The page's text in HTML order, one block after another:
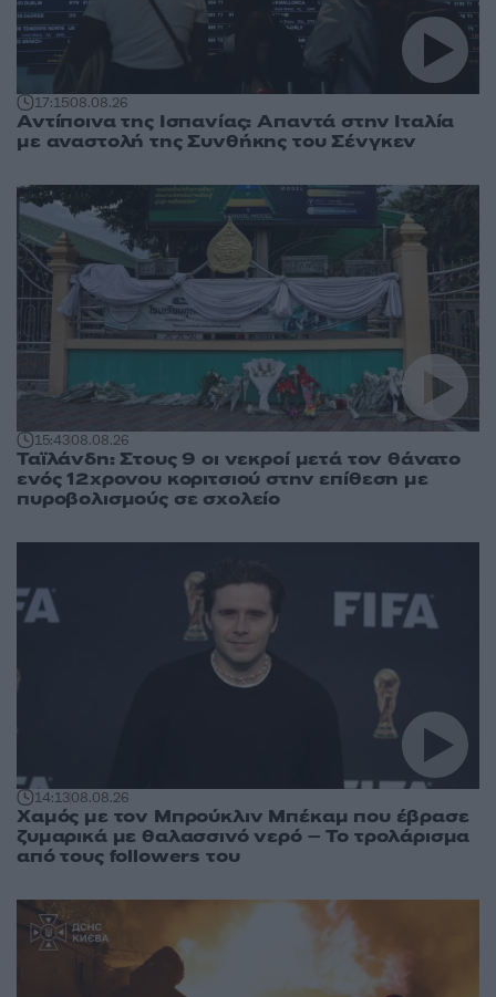
17:1508.08.26
Αντίποινα της Ισπανίας: Απαντά στην Ιταλία
με αναστολή της Συνθήκης του Σένγκεν
15:4308.08.26
Ταϊλάνδη: Στους 9 οι νεκροί μετά τον θάνατο
ενός 12χρονου κοριτσιού στην επίθεση με
πυροβολισμούς σε σχολείο
14:1308.08.26
Χαμός με τον Μπρούκλιν Μπέκαμ που έβρασε
ζυμαρικά με θαλασσινό νερό – Το τρολάρισμα
από τους followers του